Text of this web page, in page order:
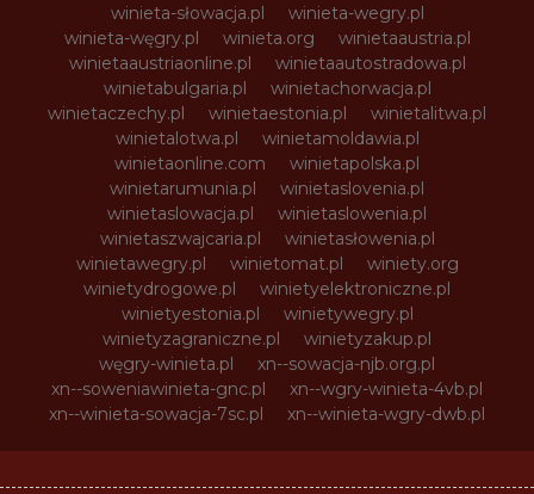
winieta-słowacja.pl
winieta-wegry.pl
winieta-węgry.pl
winieta.org
winietaaustria.pl
winietaaustriaonline.pl
winietaautostradowa.pl
winietabulgaria.pl
winietachorwacja.pl
winietaczechy.pl
winietaestonia.pl
winietalitwa.pl
winietalotwa.pl
winietamoldawia.pl
winietaonline.com
winietapolska.pl
winietarumunia.pl
winietaslovenia.pl
winietaslowacja.pl
winietaslowenia.pl
winietaszwajcaria.pl
winietasłowenia.pl
winietawegry.pl
winietomat.pl
winiety.org
winietydrogowe.pl
winietyelektroniczne.pl
winietyestonia.pl
winietywegry.pl
winietyzagraniczne.pl
winietyzakup.pl
węgry-winieta.pl
xn--sowacja-njb.org.pl
xn--soweniawinieta-gnc.pl
xn--wgry-winieta-4vb.pl
xn--winieta-sowacja-7sc.pl
xn--winieta-wgry-dwb.pl